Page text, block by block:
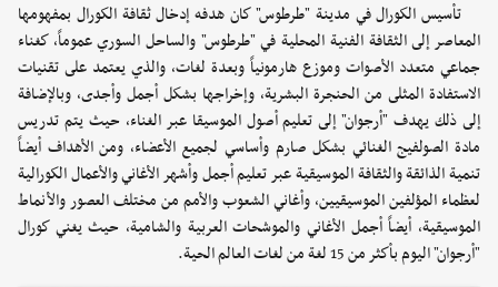
تأسيس الكورال في مدينة "طرطوس" كان هدفه إدخال ثقافة الكورال بمفهومها
المعاصر إلى الثقافة الفنية المحلية في "طرطوس" والساحل السوري عموماً، كغناء
جماعي متعدد الأصوات وموزع هارمونياً وبعدة لغات، والذي يعتمد على تقنيات
الاستفادة المثلى من الحنجرة البشرية، وإخراجها بشكل أجمل وأجدى، وبالإضافة
إلى ذلك يهدف "أرجوان" إلى تعليم أصول الموسيقا عبر الغناء، حيث يتم تدريس
مادة الصولفيج الغنائي بشكل صارم وأساسي لجميع الأعضاء، ومن الأهداف أيضاً
تنمية الذائقة والثقافة الموسيقية عبر تعليم أجمل وأشهر الأغاني والأعمال الكورالية
لعظماء المؤلفين الموسيقيين، وأغاني الشعوب والأمم من مختلف العصور والأنماط
الموسيقية، أيضاً أجمل الأغاني والموشحات العربية والشامية، حيث يغني كورال
"أرجوان" اليوم بأكثر من 15 لغة من لغات العالم الحية.